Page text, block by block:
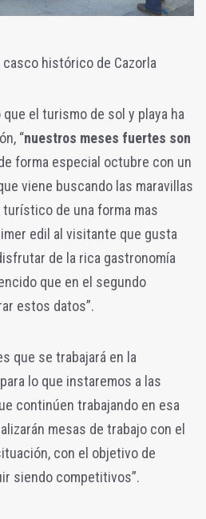
histórico de Cazorla
el turismo de sol y playa ha
“nuestros meses fuertes son
forma especial octubre con un
viene buscando las maravillas
de una forma mas
edil al visitante que gusta
de la rica gastronomía
que en el segundo
estos datos”.
que se trabajará en la
lo que instaremos a las
continúen trabajando en esa
mesas de trabajo con el
con el objetivo de
siendo competitivos”.